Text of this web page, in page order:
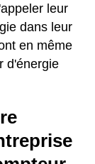
leur
dans leur
en même
d'énergie